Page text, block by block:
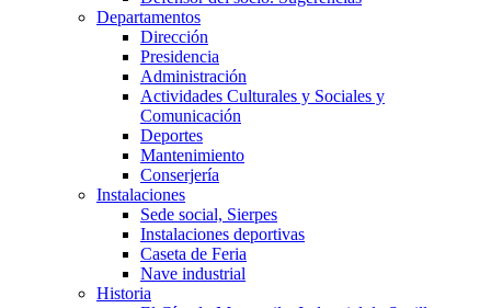
Departamentos
Dirección
Presidencia
Administración
Actividades Culturales y Sociales y
Comunicación
Deportes
Mantenimiento
Conserjería
Instalaciones
Sede social, Sierpes
Instalaciones deportivas
Caseta de Feria
Nave industrial
Historia